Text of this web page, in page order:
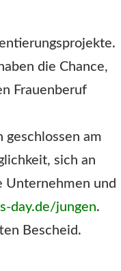
die Chance,
Frauenberuf
am
sich an
Unternehmen und
day.de/jungen.
Bescheid.